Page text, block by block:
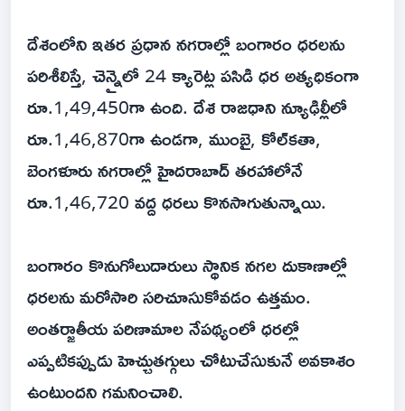
దేశంలోని ఇతర ప్రధాన నగరాల్లో బంగారం ధరలను
పరిశీలిస్తే, చెన్నైలో 24 క్యారెట్ల పసిడి ధర అత్యధికంగా
రూ.1,49,450గా ఉంది. దేశ రాజధాని న్యూఢిల్లీలో
రూ.1,46,870గా ఉండగా, ముంబై, కోల్‌కతా,
బెంగళూరు నగరాల్లో హైదరాబాద్ తరహాలోనే
రూ.1,46,720 వద్ద ధరలు కొనసాగుతున్నాయి.
బంగారం కొనుగోలుదారులు స్థానిక నగల దుకాణాల్లో
ధరలను మరోసారి సరిచూసుకోవడం ఉత్తమం.
అంతర్జాతీయ పరిణామాల నేపథ్యంలో ధరల్లో
ఎప్పటికప్పుడు హెచ్చుతగ్గులు చోటుచేసుకునే అవకాశం
ఉంటుందని గమనించాలి.